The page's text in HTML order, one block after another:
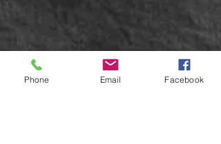
Phone Email Facebook